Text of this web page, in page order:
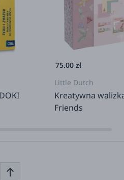
75.00 zł
Little Dutch
Kreatywna
Friends